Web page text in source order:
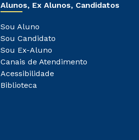
Alunos, Ex Alunos, Candidatos
Sou Aluno
Sou Candidato
Sou Ex-Aluno
Canais de Atendimento
Acessibilidade
Biblioteca